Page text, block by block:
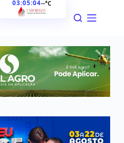
03:05:05--°C